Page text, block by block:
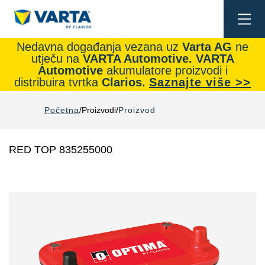
Nedavna događanja vezana uz Varta AG ne
utječu na VARTA Automotive. VARTA
Automotiveakumulatore proizvodi i
distribuira tvrtka Clarios. Saznajte više >>
Početna Proizvodi Proizvod
RED TOP 835255000